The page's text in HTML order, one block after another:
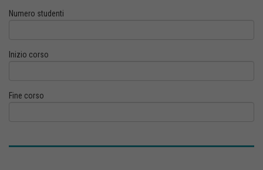
Numero studenti
Inizio corso
Fine corso